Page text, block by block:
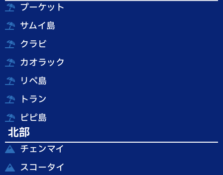
プーケット
サムイ島
クラビ
カオラック
リペ島
トラン
ピピ島
北部
チェンマイ
スコータイ